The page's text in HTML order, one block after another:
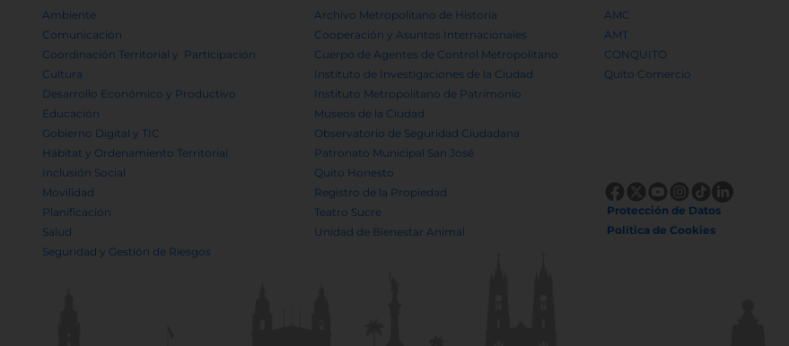
Ambiente
Comunicación
Coordinación Territorial y Participación
Cultura
Desarrollo Económico y Productivo
Educación
Gobierno Digital y TIC
Hábitat y Ordenamiento Territorial
Inclusión Social
Movilidad
Planificación
Salud
Seguridad y Gestión de Riesgos
Archivo Metropolitano de Historia
Cooperación y Asuntos Internacionales
Cuerpo de Agentes de Control Metropolitano
Instituto de Investigaciones de la Ciudad
Instituto Metropolitano de Patrimonio
Museos de la Ciudad
Observatorio de Seguridad Ciudadana
Patronato Municipal San José
Quito Honesto
Registro de la Propiedad
Teatro Sucre
Unidad de Bienestar Animal
AMC
AMT
CONQUITO
Quito Comercio
Protección de Datos
Política de Cookies